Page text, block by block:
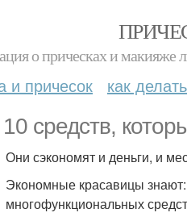
о прическах и макияже
и причесок как
10 средств,
Они сэкономят и деньги, и
Экономные красавицы
многофункциональных